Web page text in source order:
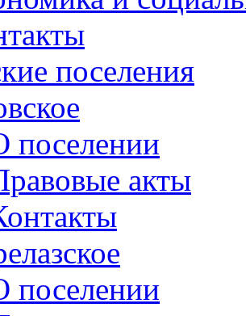
поселения
поселении
акты
поселении